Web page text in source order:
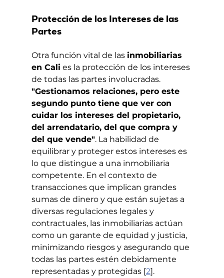
Protección de los Intereses de las
Partes
Otra función vital de las inmobiliarias
en Cali es la protección de los intereses
de todas las partes involucradas.
"Gestionamos relaciones, pero este
segundo punto tiene que ver con
cuidar los intereses del propietario,
del arrendatario, del que compra y
del que vende". La habilidad de
equilibrar y proteger estos intereses es
lo que distingue a una inmobiliaria
competente. En el contexto de
transacciones que implican grandes
sumas de dinero y que están sujetas a
diversas regulaciones legales y
contractuales, las inmobiliarias actúan
como un garante de equidad y justicia,
minimizando riesgos y asegurando que
todas las partes estén debidamente
representadas y protegidas [2].